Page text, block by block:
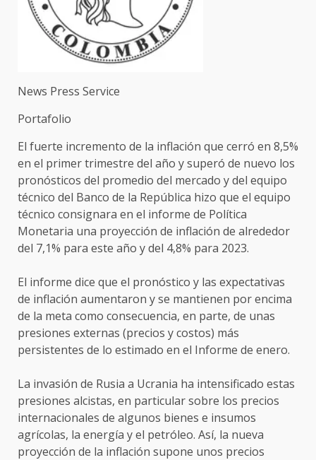
News Press Service
Portafolio
El fuerte incremento de la inflación que cerró en 8,5%
en el primer trimestre del año y superó de nuevo los
pronósticos del promedio del mercado y del equipo
técnico del Banco de la República hizo que el equipo
técnico consignara en el informe de Política
Monetaria una proyección de inflación de alrededor
del 7,1% para este año y del 4,8% para 2023.
El informe dice que el pronóstico y las expectativas
de inflación aumentaron y se mantienen por encima
de la meta como consecuencia, en parte, de unas
presiones externas (precios y costos) más
persistentes de lo estimado en el Informe de enero.
La invasión de Rusia a Ucrania ha intensificado estas
presiones alcistas, en particular sobre los precios
internacionales de algunos bienes e insumos
agrícolas, la energía y el petróleo. Así, la nueva
proyección de la inflación supone unos precios